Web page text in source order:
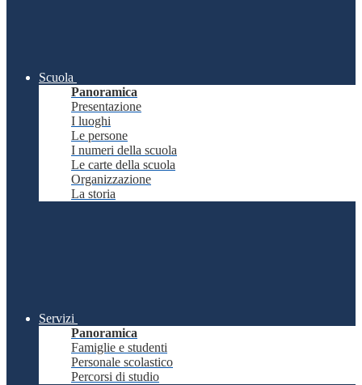
Scuola
Panoramica
Presentazione
I luoghi
Le persone
I numeri della scuola
Le carte della scuola
Organizzazione
La storia
Servizi
Panoramica
Famiglie e studenti
Personale scolastico
Percorsi di studio